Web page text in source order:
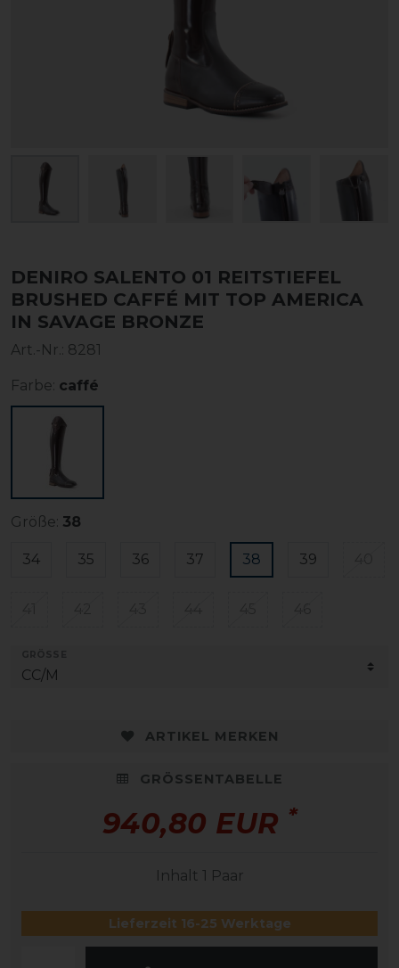
DENIRO SALENTO 01 REITSTIEFEL
BRUSHED CAFFÉ MIT TOP AMERICA
IN SAVAGE BRONZE
Art.-Nr.: 8281
Farbe: caffé
Größe: 38
34 35 36 37 38 39
ARTIKEL MERKEN
GRÖSSENTABELLE
940,80 EUR *
Inhalt 1 Paar
Lieferzeit 16-25 Werktage